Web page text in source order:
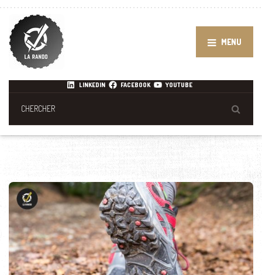
MENU
LINKEDIN FACEBOOK YOUTUBE